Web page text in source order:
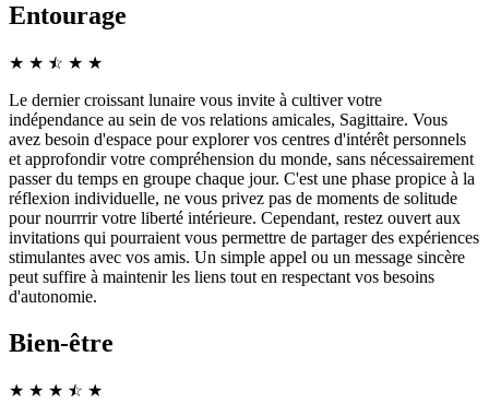
Entourage
★ ★ ☆
★ ★ ★
Le dernier croissant lunaire vous invite à cultiver votre
indépendance au sein de vos relations amicales, Sagittaire. Vous
avez besoin d'espace pour explorer vos centres d'intérêt personnels
et approfondir votre compréhension du monde, sans nécessairement
passer du temps en groupe chaque jour. C'est une phase propice à la
réflexion individuelle, ne vous privez pas de moments de solitude
pour nourrrir votre liberté intérieure. Cependant, restez ouvert aux
invitations qui pourraient vous permettre de partager des expériences
stimulantes avec vos amis. Un simple appel ou un message sincère
peut suffire à maintenir les liens tout en respectant vos besoins
d'autonomie.
Bien-être
★ ★ ★ ☆
★ ★